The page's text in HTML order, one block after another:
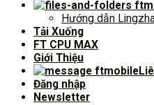
Hướng dẫn
Tải Xuống
FT CPU MAX
Giới Thiệu
Đăng nhập
Newsletter